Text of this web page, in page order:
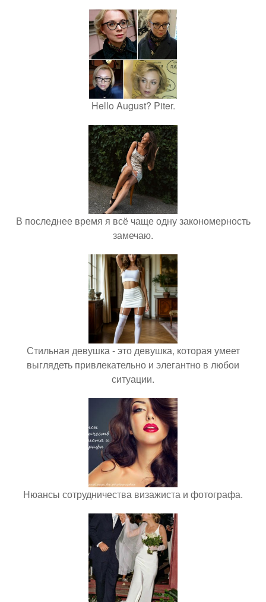
Hello August? Piter.
В последнее время я всё чаще одну закономерность
замечаю.
Стильная девушка - это девушка, которая умеет
выглядеть привлекательно и элегантно в любои
ситуации.
Нюансы сотрудничества визажиста и фотографа.